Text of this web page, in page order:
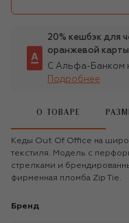
20% кешбэк для
оранжевой карты
С Альфа-Банком
Подробнее
О ТОВАРЕ
Кеды Out Of Office на
текстиля. Модель с
стрелками и
фирменная пломба Zip Tie.
Бренд